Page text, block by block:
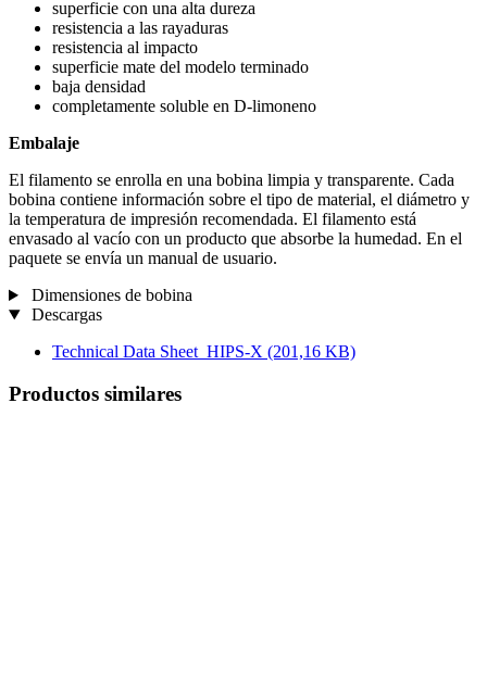
superficie con una alta dureza
resistencia a las rayaduras
resistencia al impacto
superficie mate del modelo terminado
baja densidad
completamente soluble en D-limoneno
Embalaje
El filamento se enrolla en una bobina limpia y transparente. Cada
bobina contiene información sobre el tipo de material, el diámetro y
la temperatura de impresión recomendada. El filamento está
envasado al vacío con un producto que absorbe la humedad. En el
paquete se envía un manual de usuario.
Dimensiones de bobina
Descargas
Technical Data Sheet_HIPS-X (201,16 KB)
Productos similares